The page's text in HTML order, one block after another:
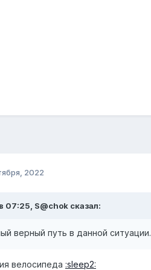
2022
07:25, S@chok сказал:
верный путь в данной ситуации.
велосипеда :sleep2: